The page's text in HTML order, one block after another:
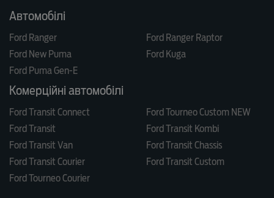
Автомобілі
Ford Ranger
Ford Ranger Raptor
Ford New Puma
Ford Kuga
Ford Puma Gen-E
Комерційні автомобілі
Ford Transit Connect
Ford Tourneo Custom NEW
Ford Transit
Ford Transit Kombi
Ford Transit Van
Ford Transit Chassis
Ford Transit Courier
Ford Transit Custom
Ford Tourneo Courier